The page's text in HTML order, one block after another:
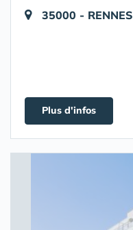
35000 - RENNES
Plus d'infos